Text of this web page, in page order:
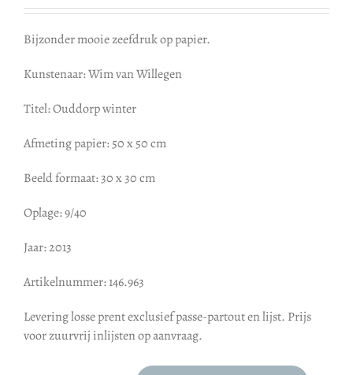
Bijzonder mooie zeefdruk op papier.
Kunstenaar: Wim van Willegen
Titel: Ouddorp winter
Afmeting papier: 50 x 50 cm
Beeld formaat: 30 x 30 cm
Oplage: 9/40
Jaar: 2013
Artikelnummer: 146.963
Levering losse prent exclusief passe-partout en lijst. Prijs
voor zuurvrij inlijsten op aanvraag.